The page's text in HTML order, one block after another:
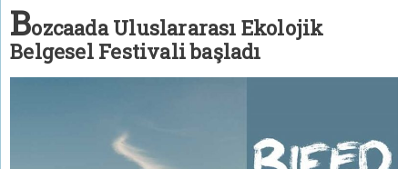
Bozcaada Uluslararası Ekolojik
Belgesel Festivali başladı